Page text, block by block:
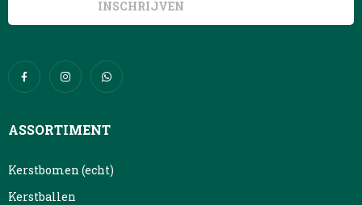
ASSORTIMENT
Kerstbomen (echt)
Kerstballen